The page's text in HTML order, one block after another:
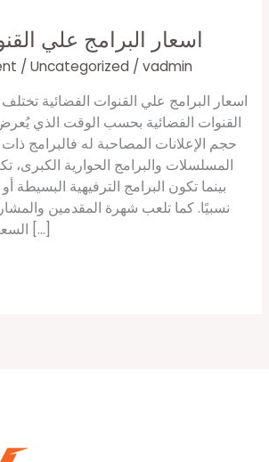
اسعار البرامج علي
/ Uncategorized / vadmin
اسعار البرامج علي القنوات الفضائية
القنوات الفضائية بحسب الوقت الذي
حجم الإعلانات المصاحبة له فالبرامج ذات
المسلسلات والبرامج الحوارية الكبرى،
بينما تكون البرامج الترفيهية البسيطة
نسبيًا. كما تلعب شهرة المقدمين
السعر، إلى جانب طبيعة […]